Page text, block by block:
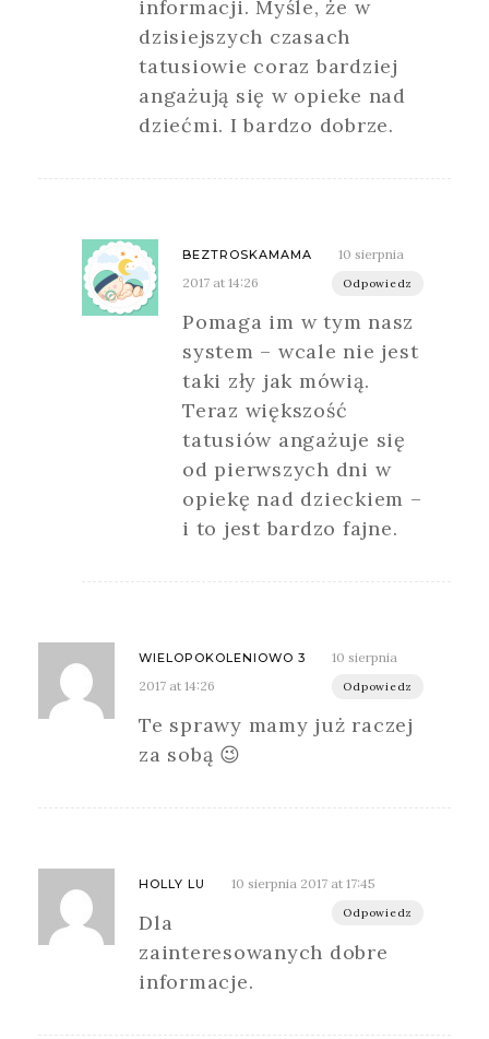
informacji. Myśle, że w
dzisiejszych czasach
tatusiowie coraz bardziej
angażują się w opieke nad
dziećmi. I bardzo dobrze.
BEZTROSKAMAMA
10 sierpnia
2017 at 14:26
Odpowiedz
Pomaga im w tym nasz
system – wcale nie jest
taki zły jak mówią.
Teraz większość
tatusiów angażuje się
od pierwszych dni w
opiekę nad dzieckiem –
i to jest bardzo fajne.
WIELOPOKOLENIOWO 3
10 sierpnia
2017 at 14:26
Odpowiedz
Te sprawy mamy już raczej
za sobą 😉
HOLLY LU 10 sierpnia 2017 at 17:45
Odpowiedz
Dla
zainteresowanych dobre
informacje.